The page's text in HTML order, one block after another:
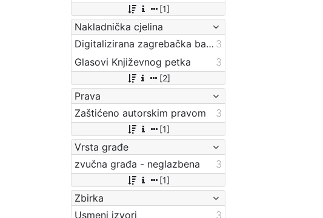
[1]
Nakladnička cjelina
Digitalizirana zagrebačka baština 3
Glasovi Književnog petka
3
[2]
Prava
Zaštićeno autorskim pravom
3
[1]
Vrsta građe
zvučna građa - neglazbena
3
[1]
Zbirka
Usmeni izvori
3